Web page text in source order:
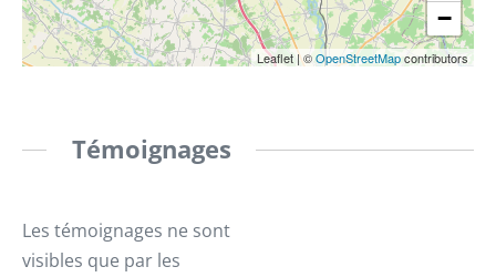
−
Leaflet |©OpenStreetMapcontributors
Témoignages
Les témoignages ne sont
visibles que par les